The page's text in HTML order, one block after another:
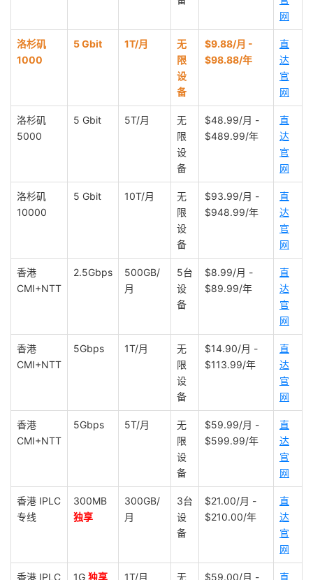
网
洛杉矶
1000
5 Gbit 1T/月
无
限
设
备
$9.88/月 -
$98.88/年
直
达
官
网
洛杉矶
5000
5 Gbit 5T/月
无
限
设
备
$48.99/月 -
$489.99/年
直
达
官
网
洛杉矶
10000
5 Gbit 10T/月
无
限
设
备
$93.99/月 -
$948.99/年
直
达
官
网
香港
CMI+NTT
2.5Gbps
500GB/
月
5台
设
备
$8.99/月 -
$89.99/年
直
达
官
网
香港
CMI+NTT
5Gbps 1T/月
无
限
设
备
$14.90/月 -
$113.99/年
直
达
官
网
香港
CMI+NTT
5Gbps 5T/月
无
限
设
备
$59.99/月 -
$599.99/年
直
达
官
网
香港 IPLC
专线
300MB
独享
300GB/
月
3台
设
备
$21.00/月 -
$210.00/年
直
达
官
网
香港 IPLC
1G 独享 1T/月
无
$59.00/月 -
直